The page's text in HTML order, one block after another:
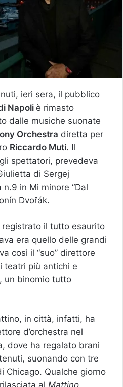
ieri sera, il pubblico
Napoli è rimasto
dalle musiche suonate
Orchestra diretta per
Riccardo Muti. Il
spettatori, prevedeva
di Sergej
n.9 in Mi minore “Dal
Dvořák.
registrato il tutto esaurito
era quello delle grandi
così il “suo” direttore
teatri più antichi e
un binomio tutto
in città, infatti, ha
d’orchestra nel
dove ha regalato brani
suonando con tre
Chicago. Qualche giorno